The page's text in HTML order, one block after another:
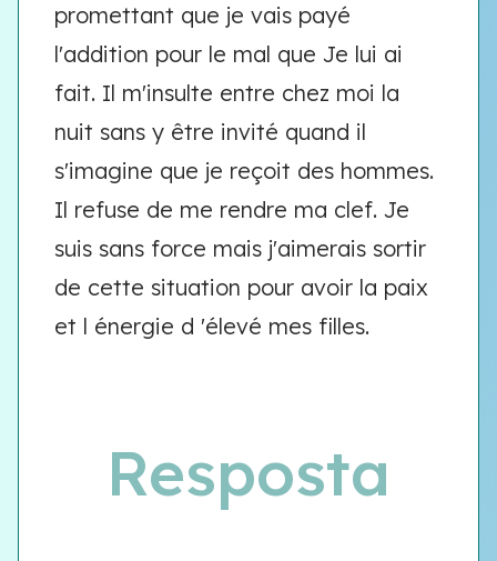
promettant que je vais payé
l'addition pour le mal que Je lui ai
fait. Il m'insulte entre chez moi la
nuit sans y être invité quand il
s'imagine que je reçoit des hommes.
Il refuse de me rendre ma clef. Je
suis sans force mais j'aimerais sortir
de cette situation pour avoir la paix
et l énergie d 'élevé mes filles.
Resposta